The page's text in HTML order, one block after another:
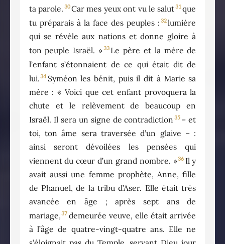
ta parole. 30Car mes yeux ont vu le salut31 que
tu préparais à la face des peuples : 32lumière
qui se révèle aux nations et donne gloire à
ton peuple Israël. »33 Le père et la mère de
l’enfant s’étonnaient de ce qui était dit de
lui. 34 Syméon les bénit, puis il dit à Marie sa
mère : « Voici que cet enfant provoquera la
chute et le relèvement de beaucoup en
Israël. Il sera un signe de contradiction 35 – et
toi, ton âme sera traversée d’un glaive – :
ainsi seront dévoilées les pensées qui
viennent du cœur d’un grand nombre. »36 Il y
avait aussi une femme prophète, Anne, fille
de Phanuel, de la tribu d’Aser. Elle était très
avancée en âge ; après sept ans de
mariage,37 demeurée veuve, elle était arrivée
à l’âge de quatre-vingt-quatre ans. Elle ne